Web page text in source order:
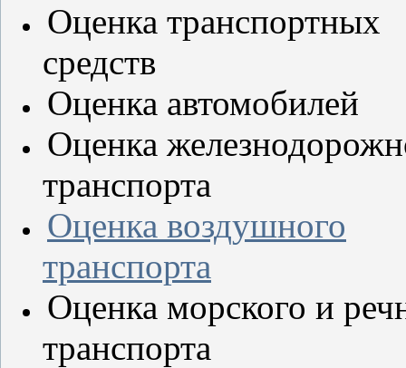
Оценка транспортных
средств
Оценка автомобилей
Оценка
транспорта
Оценка воздушного
транспорта
Оценка морского и
транспорта